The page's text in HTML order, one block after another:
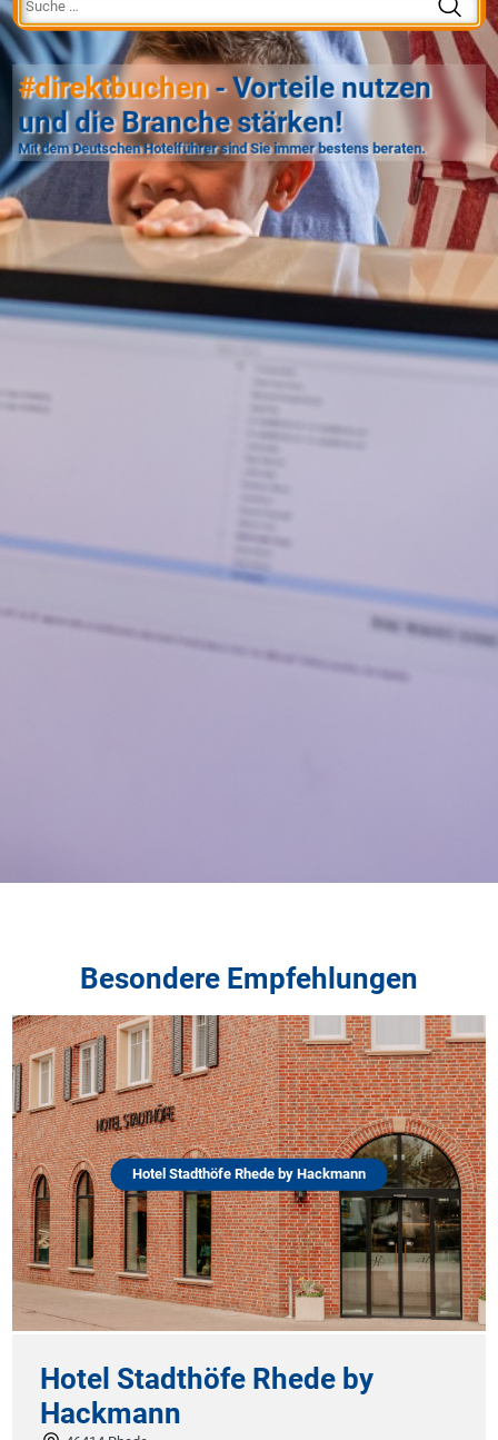
#direktbuchen- Vorteile nutzen
und die Branche stärken!
Mit dem Deutschen Hotelführer sind Sie immer bestens beraten.
Besondere Empfehlungen
Hotel Stadthöfe Rhede by Hackmann
Hotel Stadthöfe Rhede by
Hackmann